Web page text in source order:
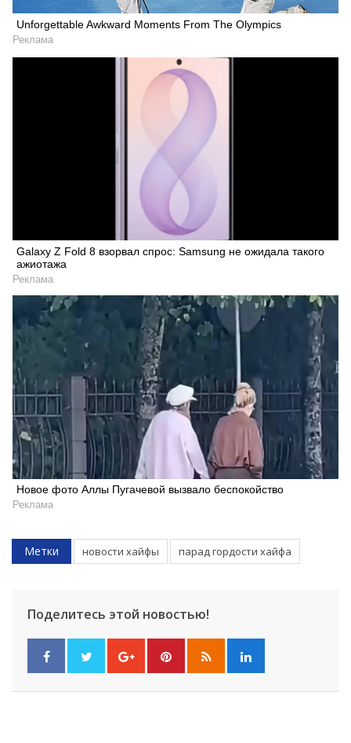
Искать
Unforgettable Awkward Moments From The Olympics
Реклама
Galaxy Z Fold 8 взорвал спрос: Samsung не ожидала такого
ажиотажа
Реклама
Новое фото Аллы Пугачевой вызвало беспокойство
Реклама
Метки новости хайфы парад гордости хайфа
Поделитесь этой новостью!